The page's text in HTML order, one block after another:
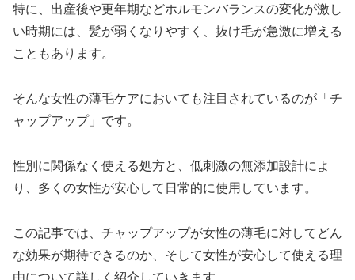
特に、出産後や更年期などホルモンバランスの変化が激し
い時期には、髪が弱くなりやすく、抜け毛が急激に増える
こともあります。
そんな女性の薄毛ケアにおいても注目されているのが「チ
ャップアップ」です。
性別に関係なく使える処方と、低刺激の無添加設計によ
り、多くの女性が安心して日常的に使用しています。
この記事では、チャップアップが女性の薄毛に対してどん
な効果が期待できるのか、そして女性が安心して使える理
由について詳しく紹介していきます。